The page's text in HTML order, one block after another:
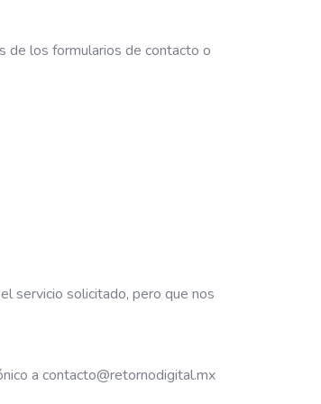
de los formularios de contacto o
servicio solicitado, pero que nos
a contacto@retornodigital.mx